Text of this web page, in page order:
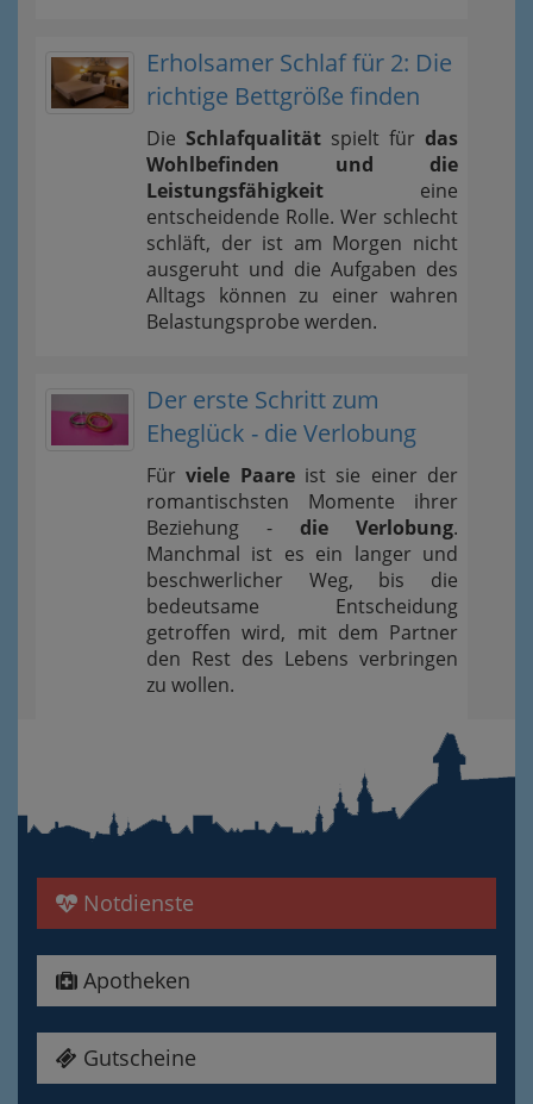
Erholsamer Schlaf für 2: Die
richtige Bettgröße finden
Die Schlafqualität spielt für das
Wohlbefinden und die
Leistungsfähigkeit eine
entscheidende Rolle. Wer schlecht
schläft, der ist am Morgen nicht
ausgeruht und die Aufgaben des
Alltags können zu einer wahren
Belastungsprobe werden.
Der erste Schritt zum
Eheglück - die Verlobung
Fürviele Paareist sie einer der
romantischsten Momente ihrer
Beziehung - die Verlobung.
Manchmal ist es ein langer und
beschwerlicher Weg, bis die
bedeutsame Entscheidung
getroffen wird, mit dem Partner
den Rest des Lebens verbringen
zu wollen.
Notdienste
Apotheken
Gutscheine